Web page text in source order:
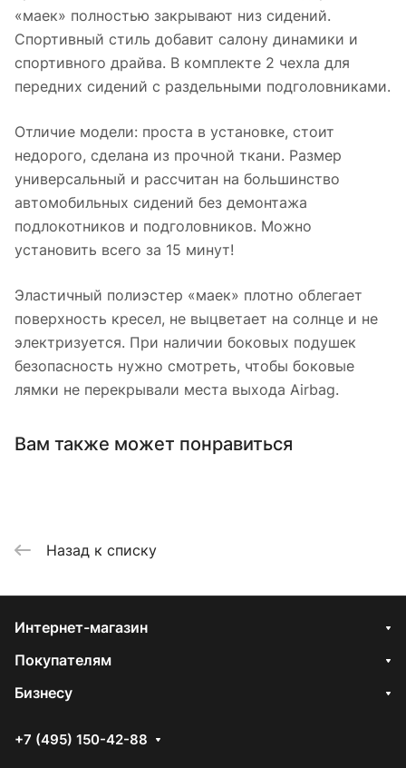
«маек» полностью закрывают низ сидений.
Спортивный стиль добавит салону динамики и
спортивного драйва. В комплекте 2 чехла для
передних сидений с раздельными подголовниками.
Отличие модели: проста в установке, стоит
недорого, сделана из прочной ткани. Размер
универсальный и рассчитан на большинство
автомобильных сидений без демонтажа
подлокотников и подголовников. Можно
установить всего за 15 минут!
Эластичный полиэстер «маек» плотно облегает
поверхность кресел, не выцветает на солнце и не
электризуется. При наличии боковых подушек
безопасность нужно смотреть, чтобы боковые
лямки не перекрывали места выхода Airbag.
Вам также может понравиться
Назад к списку
Интернет-магазин
Покупателям
Бизнесу
+7 (495) 150-42-88